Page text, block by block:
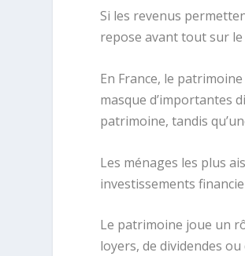
Si les revenus
repose avant tout sur
En France, le
masque d’importantes
patrimoine, tandis
Les ménages les plus
investissements
Le patrimoine joue un
loyers, de dividendes